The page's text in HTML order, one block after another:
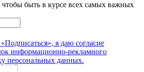
быть в курсе всех самых важных
я даю согласие
информационно-рекламного
персональных данных.